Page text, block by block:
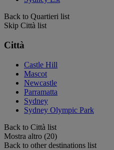
Back to Quartieri list
Skip Città list
Città
Castle Hill
Mascot
Newcastle
Parramatta
Sydney
Sydney Olympic Park
Back to Città list
Mostra altro (20)
Back to other destinations list